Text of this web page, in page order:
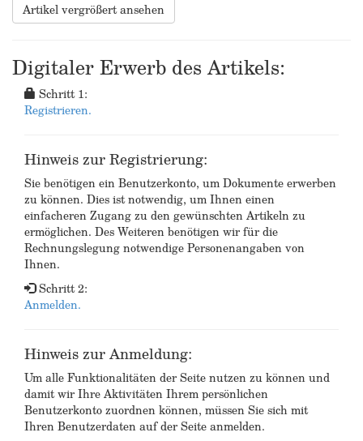
Artikel vergrößert ansehen
Digitaler Erwerb des Artikels:
Schritt 1:
Registrieren.
Hinweis zur Registrierung:
Sie benötigen ein Benutzerkonto, um Dokumente erwerben
zu können. Dies ist notwendig, um Ihnen einen
einfacheren Zugang zu den gewünschten Artikeln zu
ermöglichen. Des Weiteren benötigen wir für die
Rechnungslegung notwendige Personenangaben von
Ihnen.
Schritt 2:
Anmelden.
Hinweis zur Anmeldung:
Um alle Funktionalitäten der Seite nutzen zu können und
damit wir Ihre Aktivitäten Ihrem persönlichen
Benutzerkonto zuordnen können, müssen Sie sich mit
Ihren Benutzerdaten auf der Seite anmelden.